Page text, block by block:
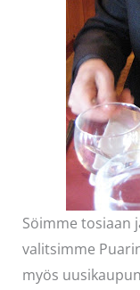
Söimme tosiaan
valitsimme
myös